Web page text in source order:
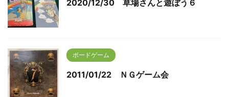
2020/12/30 草場さんと遊ぼう６
ボードゲーム
2011/01/22 ＮＧゲーム会